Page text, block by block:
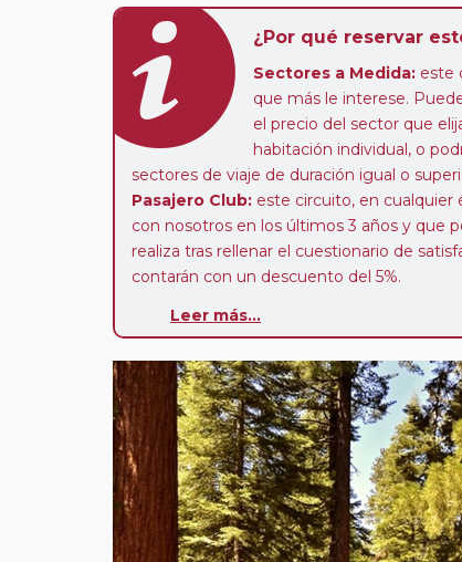
¿Por qué reservar
Sectores a Medida: este
que más le interese.
el precio del sector que
habitación individual, o
sectores de viaje de duración igual o
Pasajero Club: este circuito, en cualquier
con nosotros en los últimos 3 años y que
realiza tras rellenar el cuestionario de
contarán con un descuento del 5%.
Leer más...